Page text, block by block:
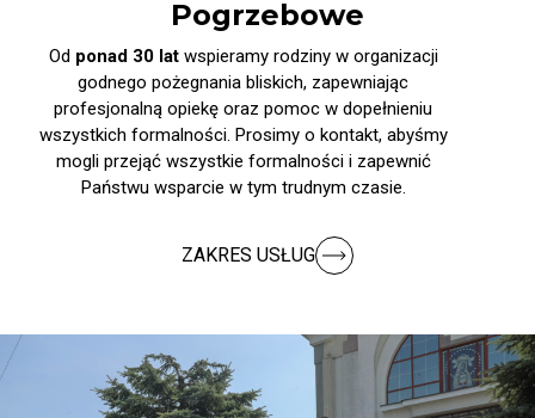
Pogrzebowe
Od ponad 30 latwspieramy rodziny w organizacji
godnego pożegnania bliskich, zapewniając
profesjonalną opiekę oraz pomoc w dopełnieniu
wszystkich formalności. Prosimy o kontakt, abyśmy
mogli przejąć wszystkie formalności i zapewnić
Państwu wsparcie w tym trudnym czasie.
ZAKRES USŁUG